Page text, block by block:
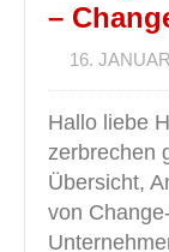
–
16.
Hallo liebe
zerbrechen
Übersicht,
von